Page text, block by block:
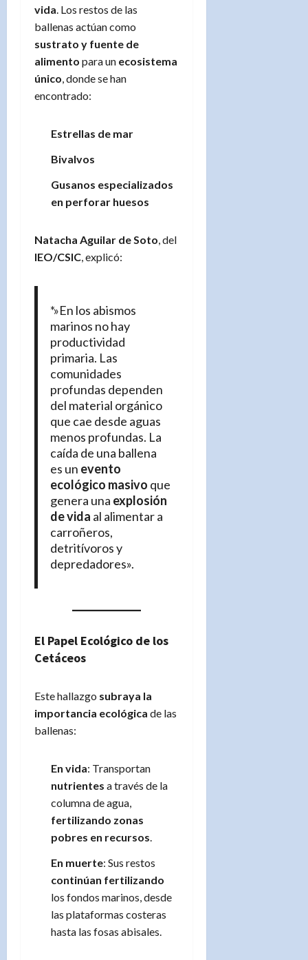
vida. Los restos de las
ballenas actúan como
sustrato y fuente de
alimento para un ecosistema
único, donde se han
encontrado:
Estrellas de mar
Bivalvos
Gusanos especializados
en perforar huesos
Natacha Aguilar de Soto, del
IEO/CSIC, explicó:
*»En los abismos
marinos no hay
productividad
primaria. Las
comunidades
profundas dependen
del material orgánico
que cae desde aguas
menos profundas. La
caída de una ballena
es un evento
ecológico masivo que
genera una explosión
de vida al alimentar a
carroñeros,
detritívoros y
depredadores».
El Papel Ecológico de los
Cetáceos
Este hallazgo subraya la
importancia ecológica de las
ballenas:
En vida: Transportan
nutrientes a través de la
columna de agua,
fertilizando zonas
pobres en recursos.
En muerte: Sus restos
continúan fertilizando
los fondos marinos, desde
las plataformas costeras
hasta las fosas abisales.